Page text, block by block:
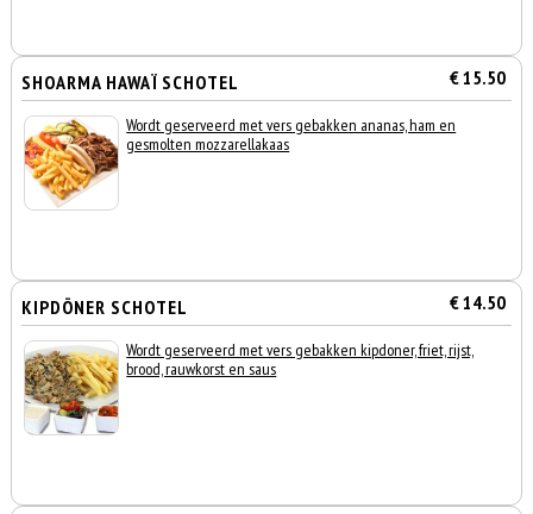
SHOARMA HAWAÏ SCHOTEL € 15.50
Wordt geserveerd met vers gebakken ananas, ham en
gesmolten mozzarellakaas
KIPDÖNER SCHOTEL € 14.50
Wordt geserveerd met vers gebakken kipdoner, friet, rijst,
brood, rauwkorst en saus